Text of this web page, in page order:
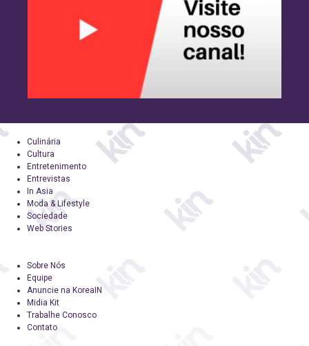
Culinária
Cultura
Entretenimento
Entrevistas
In Asia
Moda & Lifestyle
Sociedade
Web Stories
Sobre Nós
Equipe
Anuncie na KoreaIN
Midia Kit
Trabalhe Conosco
Contato